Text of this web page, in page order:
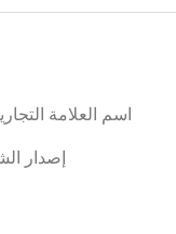
اسم العلامة
إصدار